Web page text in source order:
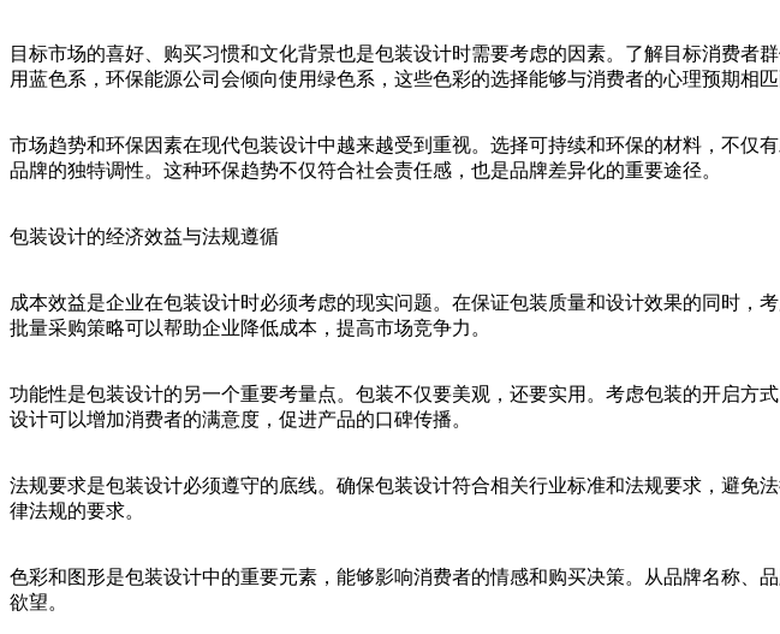
目标市场的喜好、购买习惯和文化背景也是包装设计时需要考虑的因素。了解目标消费
用蓝色系，环保能源公司会倾向使用绿色系，这些色彩的选择能够与消费者的心理预期相匹
市场趋势和环保因素在现代包装设计中越来越受到重视。选择可持续和环保的材料，不
品牌的独特调性。这种环保趋势不仅符合社会责任感，也是品牌差异化的重要途径。
包装设计的经济效益与法规遵循
成本效益是企业在包装设计时必须考虑的现实问题。在保证包装质量和设计效果的同时
批量采购策略可以帮助企业降低成本，提高市场竞争力。
功能性是包装设计的另一个重要考量点。包装不仅要美观，还要实用。考虑包装的开启
设计可以增加消费者的满意度，促进产品的口碑传播。
法规要求是包装设计必须遵守的底线。确保包装设计符合相关行业标准和法规要求，避
律法规的要求。
色彩和图形是包装设计中的重要元素，能够影响消费者的情感和购买决策。从品牌名称
欲望。